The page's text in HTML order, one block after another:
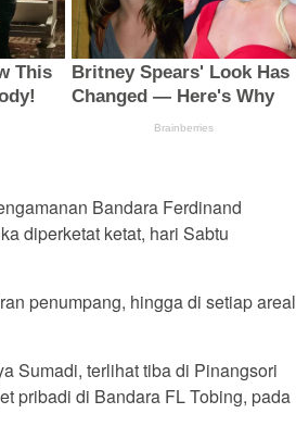
Bandara Ferdinand
diperketat ketat, hari Sabtu
penumpang, hingga di setiap areal
Sumadi, terlihat tiba di Pinangsori
pribadi di Bandara FL Tobing, pada